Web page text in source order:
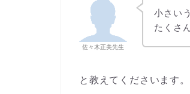
佐々木正美先生
小さい
たくさ
と教えてくださいます。